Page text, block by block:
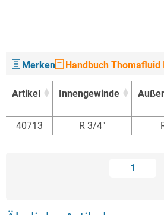
Merken Handbuch Thomafluid
Artikel Innengewinde
Artikel
Innengewinde
40713 R 3/4"
1